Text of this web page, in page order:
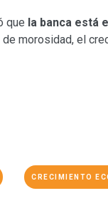
que la banca está
morosidad, el
CRECIMIENTO